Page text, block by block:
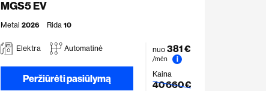
MGS5 EV
Metai 2026 Rida 10
Elektra Automatinė
Peržiūrėti pasiūlymą
nuo 381 €
/mėn
i
Kaina
40 660 €